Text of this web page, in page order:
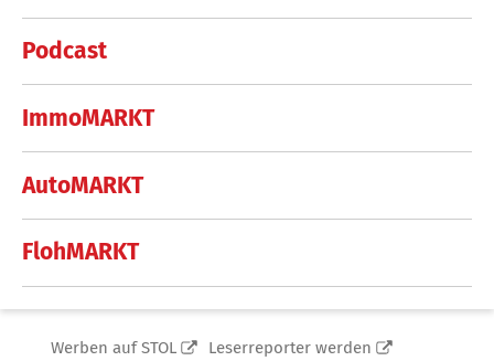
Podcast
ImmoMARKT
AutoMARKT
FlohMARKT
Werben auf STOL
Leserreporter werden